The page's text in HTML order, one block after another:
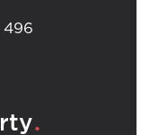
496
.